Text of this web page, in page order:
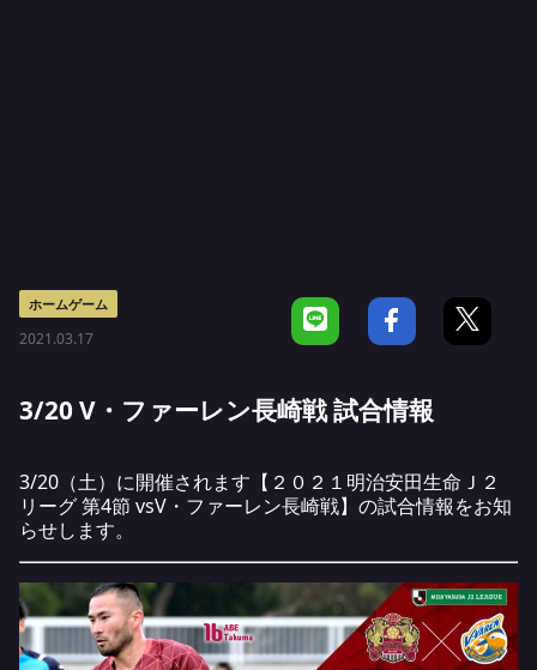
ホームゲーム
2021.03.17
3/20 V・ファーレン長崎戦 試合情報
3/20（土）に開催されます【２０２１明治安田生命Ｊ２
リーグ 第4節 vsV・ファーレン長崎戦】の試合情報をお知
らせします。